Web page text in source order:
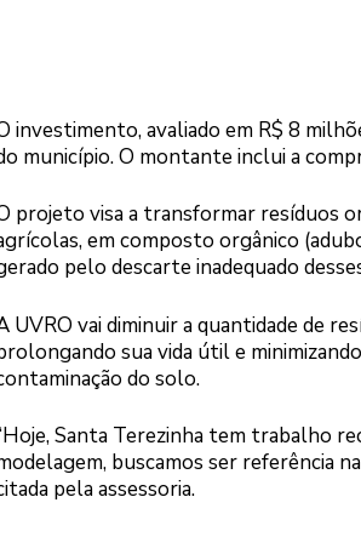
investimento, avaliado em R$ 8
município. O montante inclui a
projeto visa a transformar resíduos
em composto orgânico
pelo descarte inadequado
UVRO vai diminuir a quantidade de
sua vida útil e
do solo.
Santa Terezinha tem trabalho
buscamos ser referência
pela assessoria.